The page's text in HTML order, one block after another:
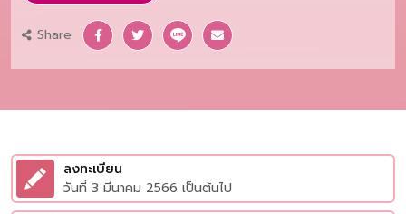
Share
ลงทะเบียน
วันที่ 3 มีนาคม 2566 เป็นต้นไป